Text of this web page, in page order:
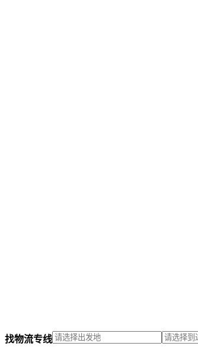
找物流专线